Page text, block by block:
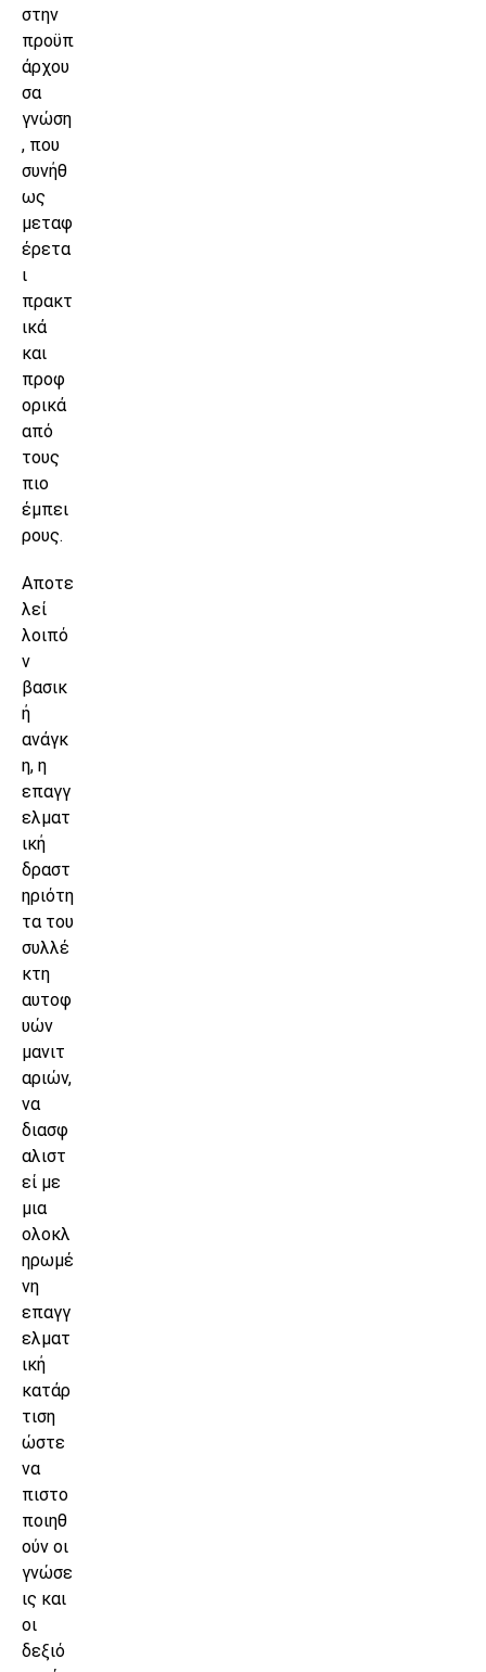
στην
προϋπ
άρχου
σα
γνώση
, που
συνήθ
ως
μεταφ
έρετα
ι
πρακτ
ικά
και
προφ
ορικά
από
τους
πιο
έμπει
ρους.
Αποτε
λεί
λοιπό
ν
βασικ
ή
ανάγκ
η, η
επαγγ
ελματ
ική
δραστ
ηριότη
τα του
συλλέ
κτη
αυτοφ
υών
μανιτ
αριών,
να
διασφ
αλιστ
εί με
μια
ολοκλ
ηρωμέ
νη
επαγγ
ελματ
ική
κατάρ
τιση
ώστε
να
πιστο
ποιηθ
ούν οι
γνώσε
ις και
οι
δεξιό